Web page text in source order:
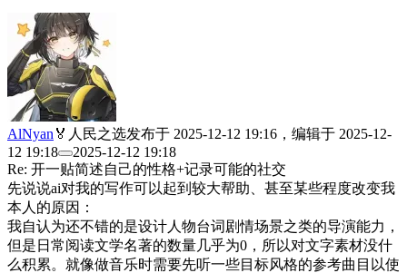
AlNyan 🏅人民之选发布于 2025-12-12 19:16 ，编辑于 2025-12-
12 19:18
2025-12-12 19:18
Re: 开一贴简述自己的性格+记录可能的社交
先说说ai对我的写作可以起到较大帮助、甚至某些程度改变我
本人的原因：
我自认为还不错的是设计人物台词剧情场景之类的导演能力，
但是日常阅读文学名著的数量几乎为0，所以对文字素材没什
么积累。就像做音乐时需要先听一些目标风格的参考曲目以使